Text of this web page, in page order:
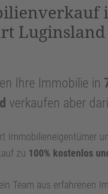
Luginsland
Ihre Immobilie in
verkaufen aber
Immobilieneigentümer
zu 100% kostenlos
Team aus erfahrenen